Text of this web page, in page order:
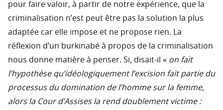
pour faire valoir, à partir de notre expérience, que la
criminalisation n’est peut être pas la solution la plus
adaptée car elle impose et ne propose rien. La
réflexion d’un burkinabé à propos de la criminalisation
nous donne matière à penser. Si, disait-il « on fait
l’hypothèse qu’idéologiquement l’excision fait partie du
processus du domination de l’homme sur la femme,
alors la Cour d’Assises la rend doublement victime :